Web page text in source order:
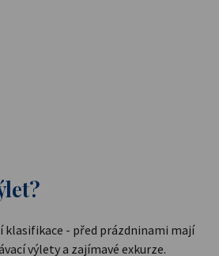
klasifikace - před prázdninami mají
výlety a zajímavé exkurze.